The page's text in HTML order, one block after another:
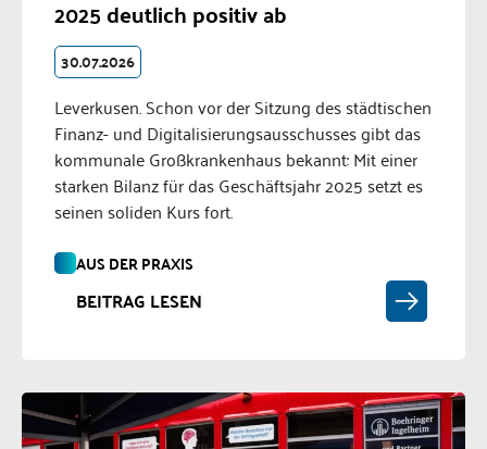
2025 deutlich positiv ab
30.07.2026
Leverkusen. Schon vor der Sitzung des städtischen
Finanz- und Digitalisierungsausschusses gibt das
kommunale Großkrankenhaus bekannt: Mit einer
starken Bilanz für das Geschäftsjahr 2025 setzt es
seinen soliden Kurs fort.
AUS DER PRAXIS
BEITRAG LESEN